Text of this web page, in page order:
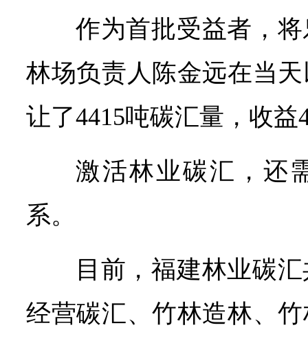
作为首批受益者，
林场负责人陈金远在当
让了4415吨碳汇量，收益
激活林业碳汇，还
系。
目前，福建林业碳
经营碳汇、竹林造林、